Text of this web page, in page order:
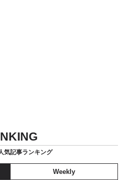
気記事ランキング
Weekly